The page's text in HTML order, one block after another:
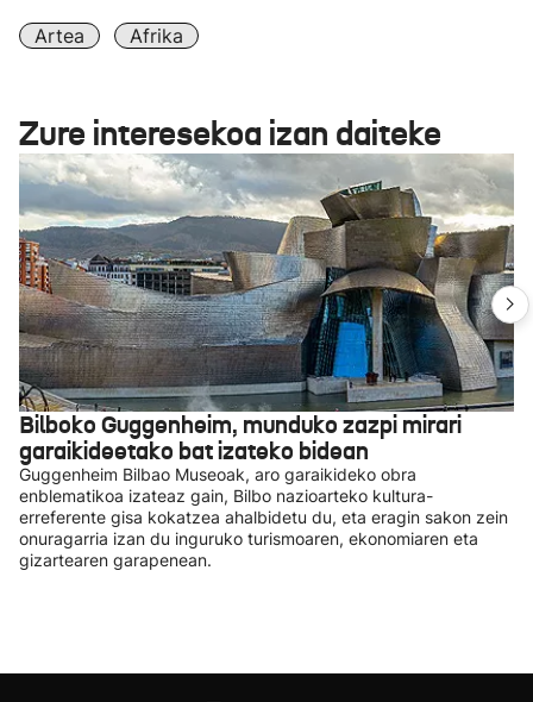
Artea Afrika
Zure interesekoa izan daiteke
Bilboko Guggenheim, munduko zazpi mirari
garaikideetako bat izateko bidean
Guggenheim Bilbao Museoak, aro garaikideko obra
enblematikoa izateaz gain, Bilbo nazioarteko kultura-
erreferente gisa kokatzea ahalbidetu du, eta eragin sakon zein
onuragarria izan du inguruko turismoaren, ekonomiaren eta
gizartearen garapenean.